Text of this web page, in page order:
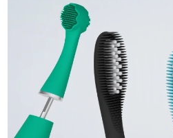
Технология Sonic Pulse
пульсаций в минуту для
очищения всей полости рта.
Получите доступ к
чистки через приложение